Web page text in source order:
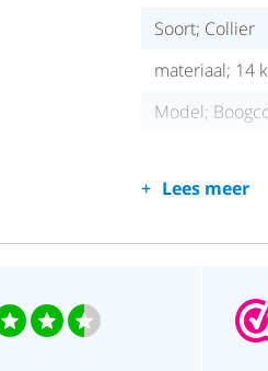
Soort; Collier
materiaal; 14
Model;
Lees meer